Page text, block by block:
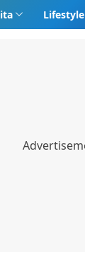
Lifestyle